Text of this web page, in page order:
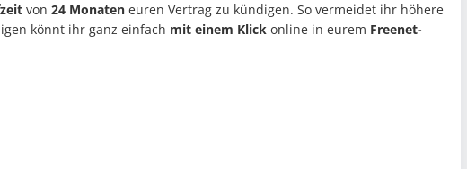
von 24 Monaten euren Vertrag zu kündigen. So vermeidet ihr höhere
könnt ihr ganz einfach mit einem Klick online in eurem Freenet-